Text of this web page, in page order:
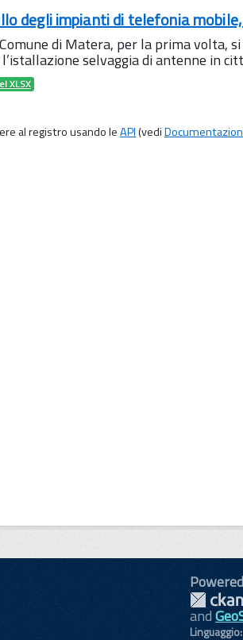
degli impianti di telefonia
di Matera, per la prima volta,
selvaggia di antenne in
XLSX
al registro usando leAPI(vedi
and
Linguaggio